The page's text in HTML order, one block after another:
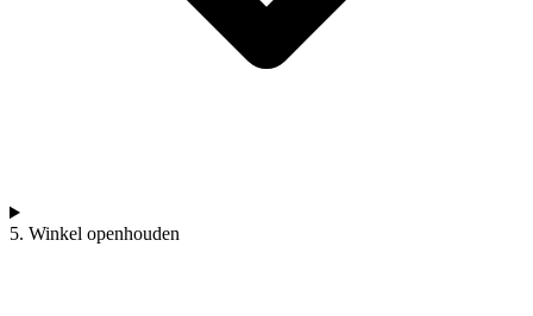
5. Winkel openhouden